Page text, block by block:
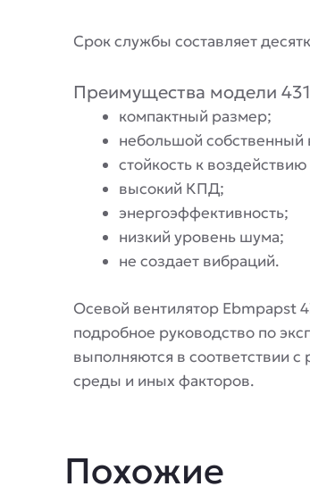
Срок службы составляет
Преимущества модели
компактный размер;
небольшой собственный
стойкость к
высокий КПД;
энергоэффективность;
низкий уровень шума;
не создает вибраций.
Осевой вентилятор Ebmpapst
подробное руководство по
выполняются в соответствии с
среды и иных факторов.
Похожие